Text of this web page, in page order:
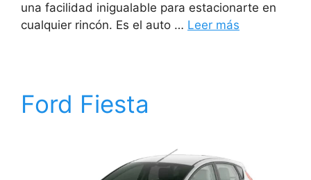
una facilidad inigualable para estacionarte en
cualquier rincón. Es el auto … Leer más
Ford Fiesta